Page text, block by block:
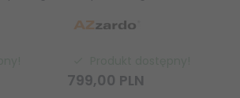
799,00 PLN